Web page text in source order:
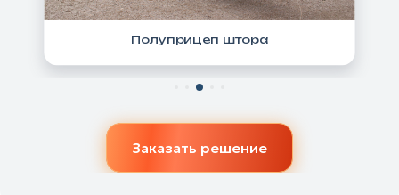
Полуприцеп штора
Заказать решение